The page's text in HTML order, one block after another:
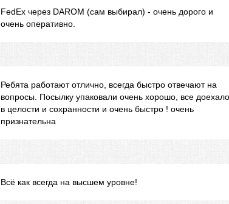
FedEx через DAROM (сам выбирал) - очень дорого и
очень оперативно.
Ребята работают отлично, всегда быстро отвечают на
вопросы. Посылку упаковали очень хорошо, все доехало
в целости и сохранности и очень быстро ! очень
признательна
Всё как всегда на высшем уровне!